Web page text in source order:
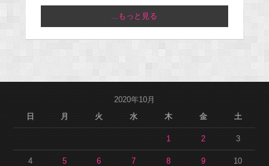
...もっと見る
2020年10月
日
月 火 水 木 金 土
1 2 3
4 5 6 7 8 9 10